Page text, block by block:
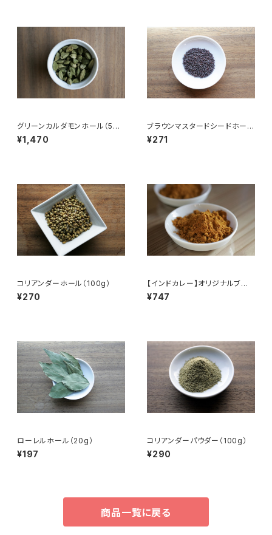
グリーンカルダモンホール（50
g）
¥1,470
ブラウンマスタードシードホール
（50g）
¥271
コリアンダーホール（100g）
¥270
【インドカレー】オリジナルブレ
ンドスパイス（100g）
¥747
ローレルホール（20g）
¥197
コリアンダーパウダー（100g）
¥290
商品一覧に戻る